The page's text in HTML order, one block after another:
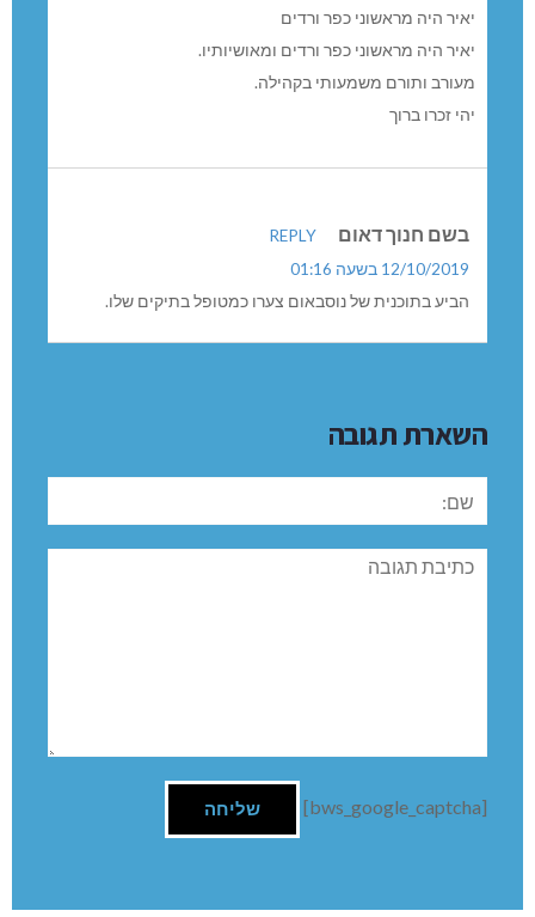
יאיר היה מראשוני כפר ורדים
יאיר היה מראשוני כפר ורדים ומאושיותיו.
מעורב ותורם משמעותי בקהילה.
יהי זכרו ברוך
בשם חנוך דאום
REPLY
12/10/2019 בשעה 01:16
הביע בתוכנית של נוסבאום צערו כמטופל בתיקים שלו.
השארת תגובה
תגובה
[bws_google_captcha]